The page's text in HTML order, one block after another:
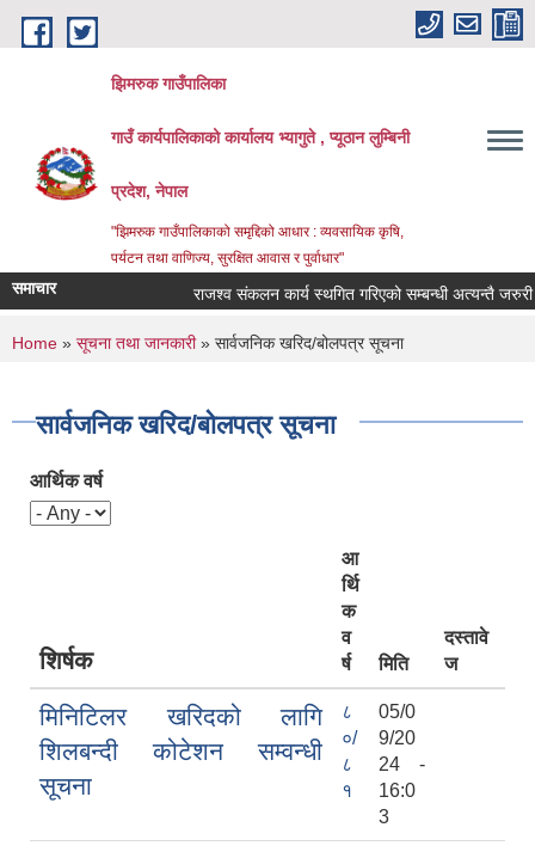
Skip to main content
झिमरुक गाउँपालिका
गाउँ कार्यपालिकाको कार्यालय भ्यागुते , प्यूठान लुम्बिनी
प्रदेश, नेपाल
"झिमरुक गाउँपालिकाको समृद्दिको आधार : व्यवसायिक कृषि,
पर्यटन तथा वाणिज्य, सुरक्षित आवास र पुर्वाधार"
समाचार राजश्व संकलन कार्य स्थगित गरिएको सम्बन्धी अत्यन्तै जरुरी
You are here
Home » सूचना तथा जानकारी» सार्वजनिक खरिद/बोलपत्र सूचना
सार्वजनिक खरिद/बोलपत्र सूचना
आर्थिक वर्ष
शिर्षक
आ
र्थि
क
व
र्ष
मिति
दस्तावे
ज
मिनिटिलर खरिदको लागि
शिलबन्दी कोटेशन सम्वन्धी
सूचना
८
०/
८
१
05/0
9/20
24 -
16:0
3